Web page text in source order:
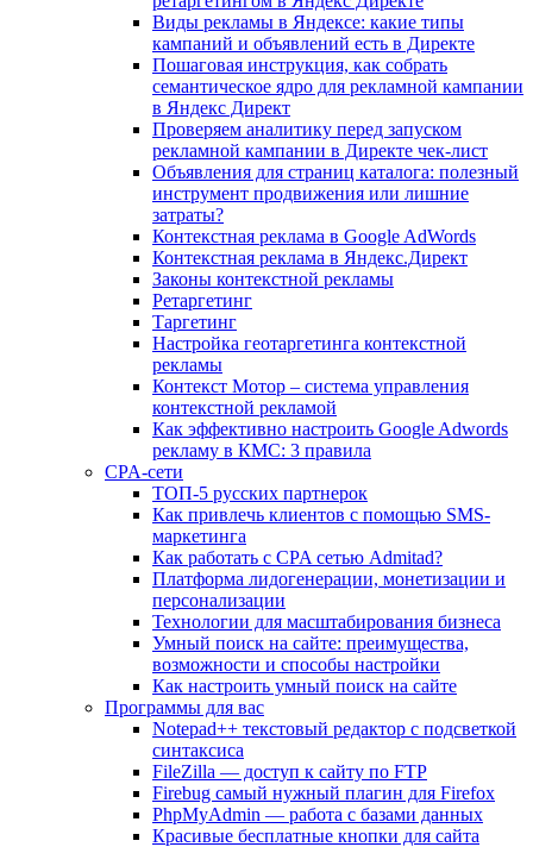
Виды рекламы в Яндексе: какие типы
кампаний и объявлений есть в Директе
Пошаговая инструкция, как собрать
семантическое ядро для рекламной кампании
в Яндекс Директ
Проверяем аналитику перед запуском
рекламной кампании в Директе чек-лист
Объявления для страниц каталога: полезный
инструмент продвижения или лишние
затраты?
Контекстная реклама в Google AdWords
Контекстная реклама в Яндекс.Директ
Законы контекстной рекламы
Ретаргетинг
Таргетинг
Настройка геотаргетинга контекстной
рекламы
Контекст Мотор – система управления
контекстной рекламой
Как эффективно настроить Google Adwords
рекламу в КМС: 3 правила
CPA-сети
ТОП-5 русских партнерок
Как привлечь клиентов с помощью SMS-
маркетинга
Как работать с CPA сетью Admitad?
Платформа лидогенерации, монетизации и
персонализации
Технологии для масштабирования бизнеса
Умный поиск на сайте: преимущества,
возможности и способы настройки
Как настроить умный поиск на сайте
Программы для вас
Notepad++ текстовый редактор с подсветкой
синтаксиса
FileZilla — доступ к сайту по FTP
Firebug самый нужный плагин для Firefox
PhpMyAdmin — работа с базами данных
Красивые бесплатные кнопки для сайта